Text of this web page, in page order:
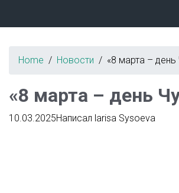
Home Новости «8 марта – день
«8 марта – день
10.03.2025Написал larisa Sysoeva